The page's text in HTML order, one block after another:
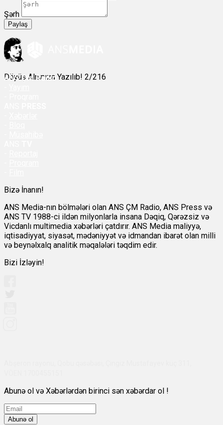
Şərh
Paylaş
Döyüş Alnınıza Yazılıb! 2/216
ANSÇM Radio
Bizə İnanın!
ANS Media-nın bölmələri olan ANS ÇM Radio, ANS Press və
ANS TV 1988-ci ildən milyonlarla insana Dəqiq, Qərəzsiz və
Vicdanlı multimedia xəbərləri çatdırır. ANS Media maliyyə,
iqtisadiyyat, siyasət, mədəniyyət və idmandan ibarət olan milli
və beynəlxalq analitik məqalələri təqdim edir.
Bizi İzləyin!
Abunə ol və Xəbərlərdən birinci sən xəbərdar ol !
Abunə ol